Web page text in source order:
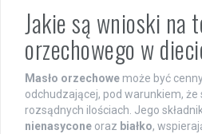
Jakie są wnioski na
orzechowego w
Masło orzechowe może być
odchudzającej, pod warunkiem, że
rozsądnych ilościach. Jego
nienasycone oraz białko,